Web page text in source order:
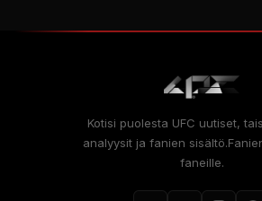
Kotisi puolesta UFC uutiset,
analyysit ja fanien
faneille.